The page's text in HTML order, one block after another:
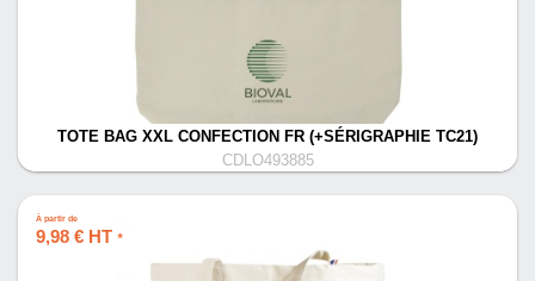
TOTE BAG XXL CONFECTION FR (+SÉRIGRAPHIE TC21)
CDLO493885
À partir de
9,98 € HT *